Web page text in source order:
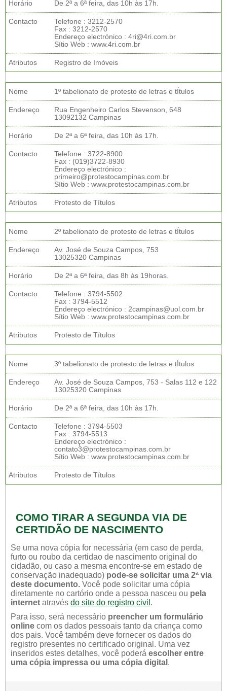
Horário De 2ª a 6ª feira, das 10h às 17h.
Contacto
Telefone : 3212-2570
Fax : 3212-2570
Endereço electrónico : 4ri@4ri.com.br
Sítio Web : www.4ri.com.br
Atributos Registro de Imóveis
Nome 1º tabelionato de protesto de letras e tÍtulos
Endereço
Rua Engenheiro Carlos Stevenson, 648
13092132 Campinas
Horário De 2ª a 6ª feira, das 10h às 17h.
Contacto
Telefone : 3722-8900
Fax : (019)3722-8930
Endereço electrónico :
primeiro@protestocampinas.com.br
Sítio Web : www.protestocampinas.com.br
Atributos Protesto de Títulos
Nome 2º tabelionato de protesto de letras e tÍtulos
Endereço
Av. José de Souza Campos, 753
13025320 Campinas
Horário De 2ª a 6ª feira, das 8h às 19horas.
Contacto
Telefone : 3794-5502
Fax : 3794-5512
Endereço electrónico : 2campinas@uol.com.br
Sítio Web : www.protestocampinas.com.br
Atributos Protesto de Títulos
Nome 3º tabelionato de protesto de letras e tÍtulos
Endereço
Av. José de Souza Campos, 753 - Salas 112 e 122
13025320 Campinas
Horário De 2ª a 6ª feira, das 10h às 17h.
Contacto
Telefone : 3794-5503
Fax : 3794-5513
Endereço electrónico :
contato3@protestocampinas.com.br
Sítio Web : www.protestocampinas.com.br
Atributos Protesto de Títulos
COMO TIRAR A SEGUNDA VIA DE
CERTIDÃO DE NASCIMENTO
Se uma nova cópia for necessária (em caso de perda,
furto ou roubo da certidao de nascimento original do
cidadão, ou caso a mesma encontre-se em estado de
conservação inadequado) pode-se solicitar uma 2ª via
deste documento. Você pode solicitar uma cópia
diretamente no cartório onde a pessoa nasceu ou pela
internet através do site do registro civil .
Para isso, será necessário preencher um formulário
online com os dados pessoais tanto da criança como
dos pais. Você também deve fornecer os dados do
registro presentes no certificado original. Uma vez
inseridos estes detalhes, você poderá escolher entre
uma cópia impressa ou uma cópia digital .